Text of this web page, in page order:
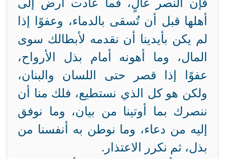
فإن النصر غالٍ، فما عادت أرض إلى
أهلها قبل أن تُسقى بالدماء، وعفوًا إذا
لم يكن بأيدينا أن نقدمه لأبطالك سوى
المال، وما أهونه أمام بذل الأرواح،
عفوًا إذا قصر حتى اللسان والبنان،
ولكن هو كل الذي نستطيع، فلك منا أن
ننصرك بما أوتينا من بيان، وما نوفق
إليه من دعاء، وما نوطن به أنفسنا من
بذل، ثم نكرر الاعتذار.